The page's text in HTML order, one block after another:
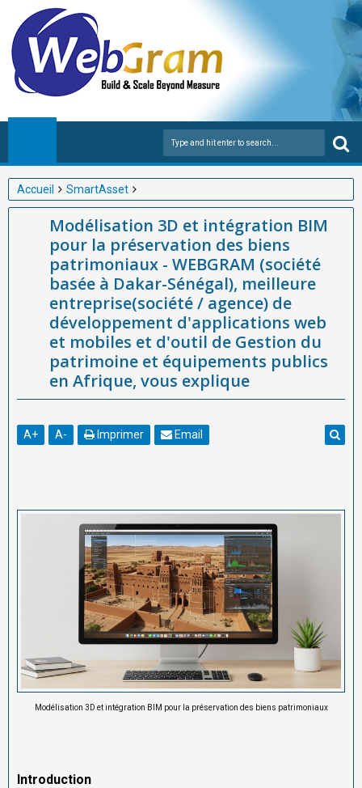
Accueil
SmartAsset
Modélisation 3D et intégration BIM pour la préservation des
biens patrimoniaux - WEBGRAM (société basée à Dakar-
Sénégal), meilleure entreprise(société / agence) de
développement d'applications web et mobiles et d'outil de
Gestion du patrimoine et équipements publics en Afrique, vous
explique
Modélisation 3D et intégration BIM
pour la préservation des biens
patrimoniaux - WEBGRAM (société
basée à Dakar-Sénégal), meilleure
entreprise(société / agence) de
développement d'applications web
et mobiles et d'outil de Gestion du
patrimoine et équipements publics
en Afrique, vous explique
A+ A- Imprimer Email
Modélisation 3D et intégration BIM pour la préservation des biens patrimoniaux
Introduction